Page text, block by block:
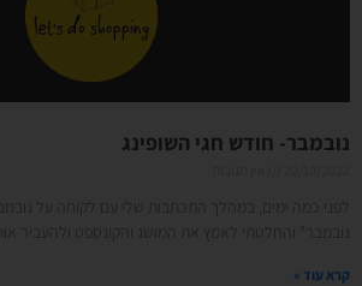
נובמבר- חודש חגי השופינג
לפני כמה ימים, במהלך התכתבות שלי עם לקוחה על
נובמבר" והחלטתי לאמץ את המושג והקונספט ולהעביר
קרא עוד »